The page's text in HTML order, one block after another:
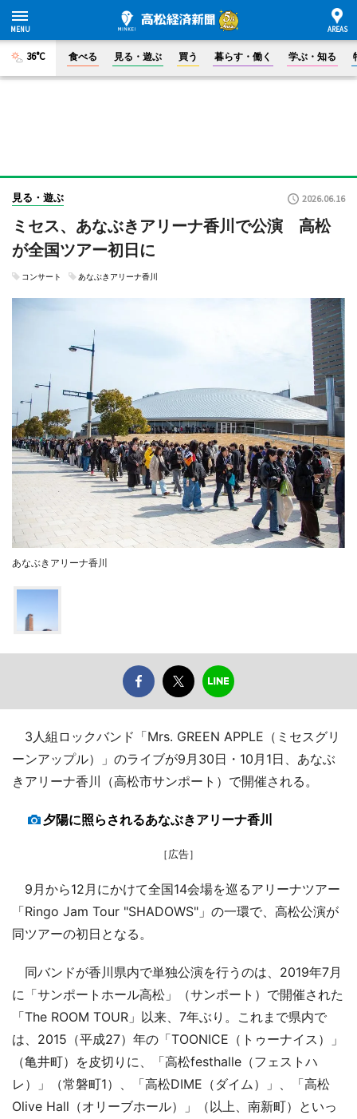
36°C 食べる 見る・遊ぶ 買う 暮らす・働く 学ぶ・知る
見る・遊ぶ 2026.06.16
ミセス、あなぶきアリーナ香川で公演 高松
が全国ツアー初日に
コンサート あなぶきアリーナ香川
あなぶきアリーナ香川
3人組ロックバンド「Mrs. GREEN APPLE（ミセスグリ
ーンアップル）」のライブが9月30日・10月1日、あなぶ
きアリーナ香川（高松市サンポート）で開催される。
夕陽に照らされるあなぶきアリーナ香川
［広告］
9月から12月にかけて全国14会場を巡るアリーナツアー
「Ringo Jam Tour "SHADOWS"」の一環で、高松公演が
同ツアーの初日となる。
同バンドが香川県内で単独公演を行うのは、2019年7月
に「サンポートホール高松」（サンポート）で開催された
「The ROOM TOUR」以来、7年ぶり。これまで県内で
は、2015（平成27）年の「TOONICE（トゥーナイス）」
（亀井町）を皮切りに、「高松festhalle（フェストハ
レ）」（常磐町1）、「高松DIME（ダイム）」、「高松
Olive Hall（オリーブホール）」（以上、南新町）といっ